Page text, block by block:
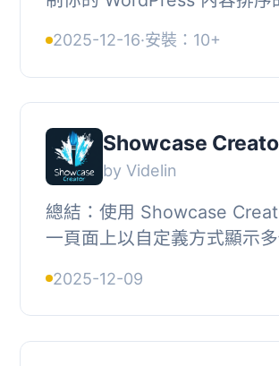
2025-12-16·安裝：10+
Showcase
by Videlin
總結：使用 Showcase
一頁面上以自定義方式顯示
2025-12-09